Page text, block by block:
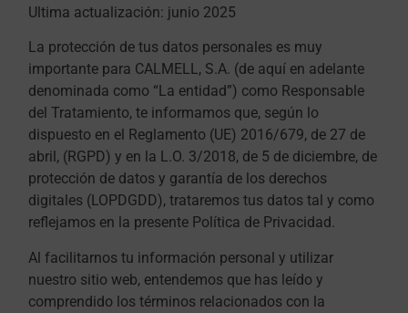
Ultima actualización: junio 2025
La protección de tus datos personales es muy
importante para CALMELL, S.A. (de aquí en adelante
denominada como “La entidad”) como Responsable
del Tratamiento, te informamos que, según lo
dispuesto en el Reglamento (UE) 2016/679, de 27 de
abril, (RGPD) y en la L.O. 3/2018, de 5 de diciembre, de
protección de datos y garantía de los derechos
digitales (LOPDGDD), trataremos tus datos tal y como
reflejamos en la presente Política de Privacidad.
Al facilitarnos tu información personal y utilizar
nuestro sitio web, entendemos que has leído y
comprendido los términos relacionados con la